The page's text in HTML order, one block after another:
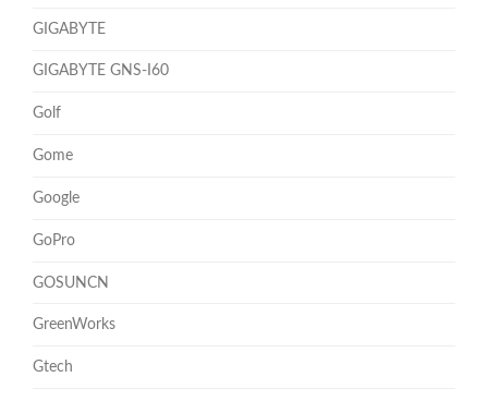
GIGABYTE
GIGABYTE GNS-I60
Golf
Gome
Google
GoPro
GOSUNCN
GreenWorks
Gtech